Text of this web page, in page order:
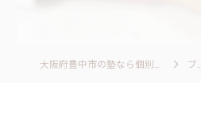
ブログ